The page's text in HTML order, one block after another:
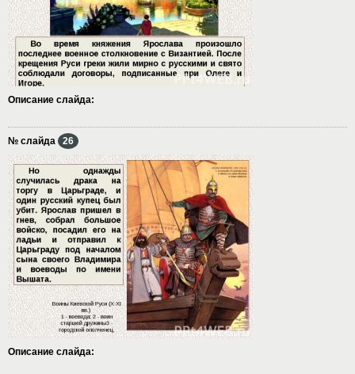
Описание слайда:
№ слайда 26
Описание слайда: